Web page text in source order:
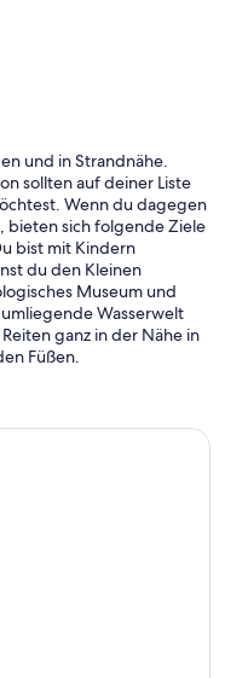
und in Strandnähe.
sollten auf deiner Liste
Wenn du dagegen
bieten sich folgende Ziele
bist mit Kindern
du den Kleinen
Museum und
Wasserwelt
ganz in der Nähe in
Füßen.